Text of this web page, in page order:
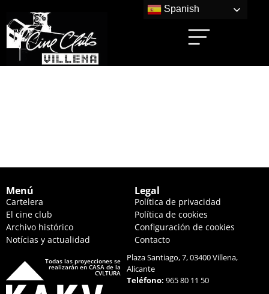
Menú
Cartelera
El cine club
Archivo histórico
Notícias y actualidad
Legal
Política de privacidad
Política de cookies
Configuración de cookies
Contacto
Todas las proyecciones se
realizarán en CASA de la
CVLTURA
Plaza Santiago, 7, 03400 Villena,
Alicante
Teléfono:965 80 11 50
Spanish